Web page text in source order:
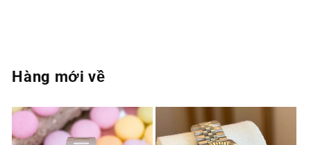
Hàng mới về